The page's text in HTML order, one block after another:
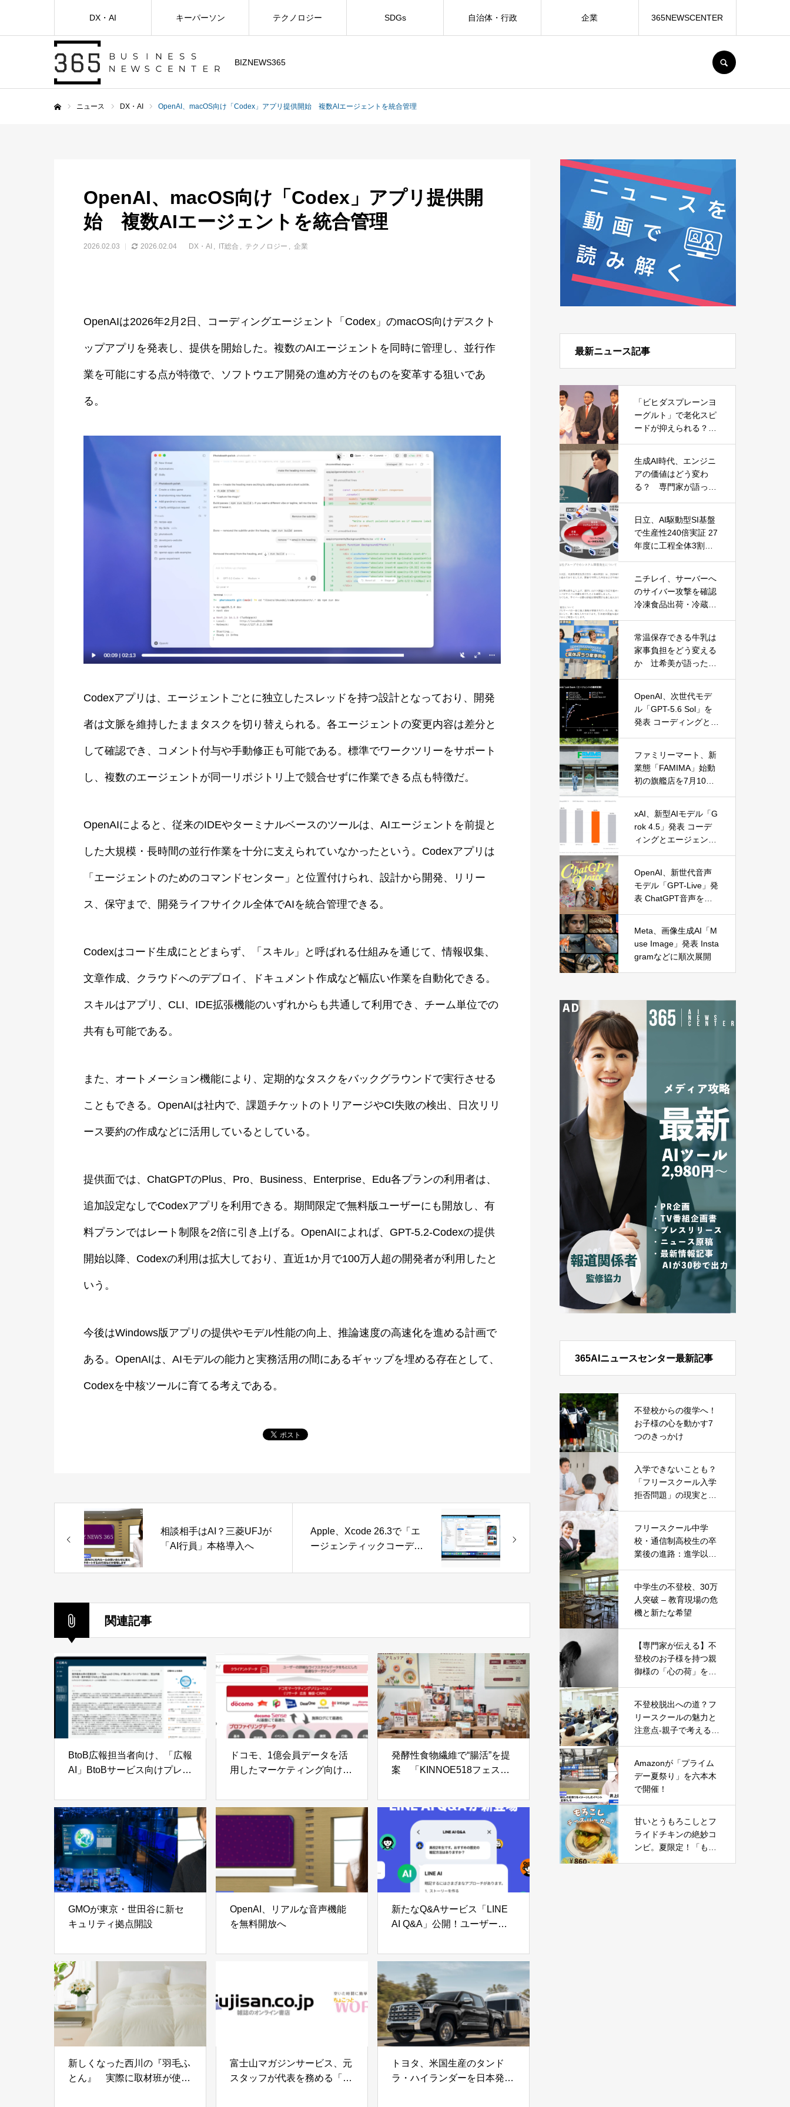
BIZNEWS365
DX・AI キーパーソン テクノロジー SDGs 自治体・行政 企業 365NEWSCENTER
ニュース DX・AI OpenAI、macOS向け「Codex」アプリ提供開始 複数AIエージェントを統合管理
OpenAI、macOS向け「Codex」アプリ提供開
始 複数AIエージェントを統合管理
2026.02.03 2026.02.04 DX・AI IT総合 テクノロジー 企業
OpenAIは2026年2月2日、コーディングエージェント「Codex」のmacOS向けデスクト
ップアプリを発表し、提供を開始した。複数のAIエージェントを同時に管理し、並行作
業を可能にする点が特徴で、ソフトウエア開発の進め方そのものを変革する狙いであ
る。
Codexアプリは、エージェントごとに独立したスレッドを持つ設計となっており、開発
者は文脈を維持したままタスクを切り替えられる。各エージェントの変更内容は差分と
して確認でき、コメント付与や手動修正も可能である。標準でワークツリーをサポート
し、複数のエージェントが同一リポジトリ上で競合せずに作業できる点も特徴だ。
OpenAIによると、従来のIDEやターミナルベースのツールは、AIエージェントを前提と
した大規模・長時間の並行作業を十分に支えられていなかったという。Codexアプリは
「エージェントのためのコマンドセンター」と位置付けられ、設計から開発、リリー
ス、保守まで、開発ライフサイクル全体でAIを統合管理できる。
Codexはコード生成にとどまらず、「スキル」と呼ばれる仕組みを通じて、情報収集、
文章作成、クラウドへのデプロイ、ドキュメント作成など幅広い作業を自動化できる。
スキルはアプリ、CLI、IDE拡張機能のいずれからも共通して利用でき、チーム単位での
共有も可能である。
また、オートメーション機能により、定期的なタスクをバックグラウンドで実行させる
こともできる。OpenAIは社内で、課題チケットのトリアージやCI失敗の検出、日次リリ
ース要約の作成などに活用しているとしている。
提供面では、ChatGPTのPlus、Pro、Business、Enterprise、Edu各プランの利用者は、
追加設定なしでCodexアプリを利用できる。期間限定で無料版ユーザーにも開放し、有
料プランではレート制限を2倍に引き上げる。OpenAIによれば、GPT-5.2-Codexの提供
開始以降、Codexの利用は拡大しており、直近1か月で100万人超の開発者が利用したと
いう。
今後はWindows版アプリの提供やモデル性能の向上、推論速度の高速化を進める計画で
ある。OpenAIは、AIモデルの能力と実務活用の間にあるギャップを埋める存在として、
Codexを中核ツールに育てる考えである。
相談相手はAI？三菱UFJが
「AI行員」本格導入へ
Apple、Xcode 26.3で「エ
ージェンティックコーディ
開発工程を支援
関連記事
BtoB広報担当者向け、「広報
AI」BtoBサービス向けプレス
ドコモ、1億会員データを活
用したマーケティング向けプ
始
発酵性食物繊維で“腸活”を提
案 「KINNOE518フェス」
GMOが東京・世田谷に新セ
キュリティ拠点開設
OpenAI、リアルな音声機能
を無料開放へ
新たなQ&Aサービス「LINE
AI Q&A」公開！ユーザーは
新しくなった西川の『羽毛ふ
とん』 実際に取材班が使っ
富士山マガジンサービス、元
スタッフが代表を務める「ち
トヨタ、米国生産のタンド
ラ・ハイランダーを日本発
最新ニュース記事
「ビヒダスプレーンヨ
ーグルト」で老化スピ
ードが抑えられる？
生成AI時代、エンジニ
アの価値はどう変わ
る？ 専門家が語った
日立、AI駆動型SI基盤
で生産性240倍実証 27
年度に工程全体3割向
ニチレイ、サーバーへ
のサイバー攻撃を確認
冷凍食品出荷・冷蔵倉
常温保存できる牛乳は
家事負担をどう変える
か 辻希美が語った夏
OpenAI、次世代モデ
ル「GPT-5.6 Sol」を
発表 コーディングとサ
ファミリーマート、新
業態「FAMIMA」始動
初の旗艦店を7月10日
xAI、新型AIモデル「G
rok 4.5」発表 コーデ
ィングとエージェント
OpenAI、新世代音声
モデル「GPT-Live」発
表 ChatGPT音声を全
Meta、画像生成AI「M
use Image」発表 Insta
gramなどに順次展開
365AIニュースセンター最新記事
不登校からの復学へ！
お子様の心を動かす7
つのきっかけ
入学できないことも？
「フリースクール入学
拒否問題」の現実とそ
フリースクール中学
校・通信制高校生の卒
業後の進路：進学以外
中学生の不登校、30万
人突破 – 教育現場の危
機と新たな希望
【専門家が伝える】不
登校のお子様を持つ親
御様の「心の荷」を軽
不登校脱出への道？フ
リースクールの魅力と
注意点-親子で考える新
Amazonが「プライム
デー夏祭り」を六本木
で開催！
甘いとうもろこしとフ
ライドチキンの絶妙コ
ンビ。夏限定！「もろ